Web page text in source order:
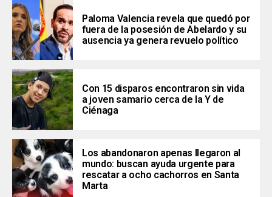
Paloma Valencia revela que quedó por
fuera de la posesión de Abelardo y su
ausencia ya genera revuelo político
Con 15 disparos encontraron sin vida
a joven samario cerca de la Y de
Ciénaga
Los abandonaron apenas llegaron al
mundo: buscan ayuda urgente para
rescatar a ocho cachorros en Santa
Marta